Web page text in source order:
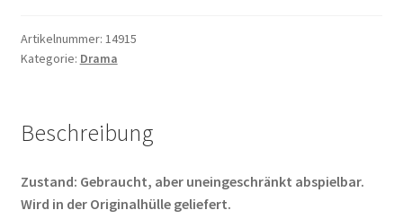
Drachenläufer
Menge
Artikelnummer: 14915
Kategorie: Drama
Beschreibung
Zustand: Gebraucht, aber uneingeschränkt abspielbar.
Wird in der Originalhülle geliefert.